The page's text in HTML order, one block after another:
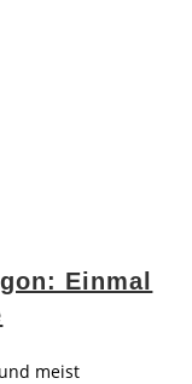
Einmal
meist